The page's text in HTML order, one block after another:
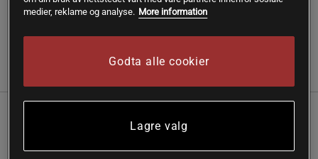
Stretcha ut musklerna och få igång
medier, reklame og analyse. More information
Godta alle cookier
Lagre valg